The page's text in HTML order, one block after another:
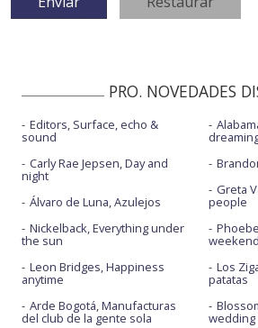
PRO. NOVEDADES
Editors, Surface, echo &
sound
Carly Rae Jepsen, Day and
night
Álvaro de Luna, Azulejos
Nickelback, Everything under
the sun
Leon Bridges, Happiness
anytime
Arde Bogotá, Manufacturas
del club de la gente sola
Greta
people
weekend
Los
patatas
wedding